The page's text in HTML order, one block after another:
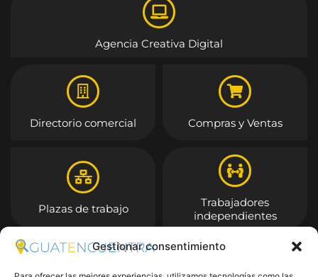
Gestionar consentimiento
Agencia Creativa Digital
Directorio comercial Compras y Ventas
Plazas de trabajo
Trabajadores
independientes